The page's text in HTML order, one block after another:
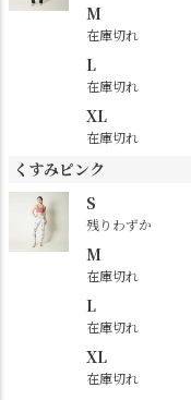
M
在庫切れ
L
在庫切れ
XL
在庫切れ
くすみピンク
S
残りわずか
M
在庫切れ
L
在庫切れ
XL
在庫切れ